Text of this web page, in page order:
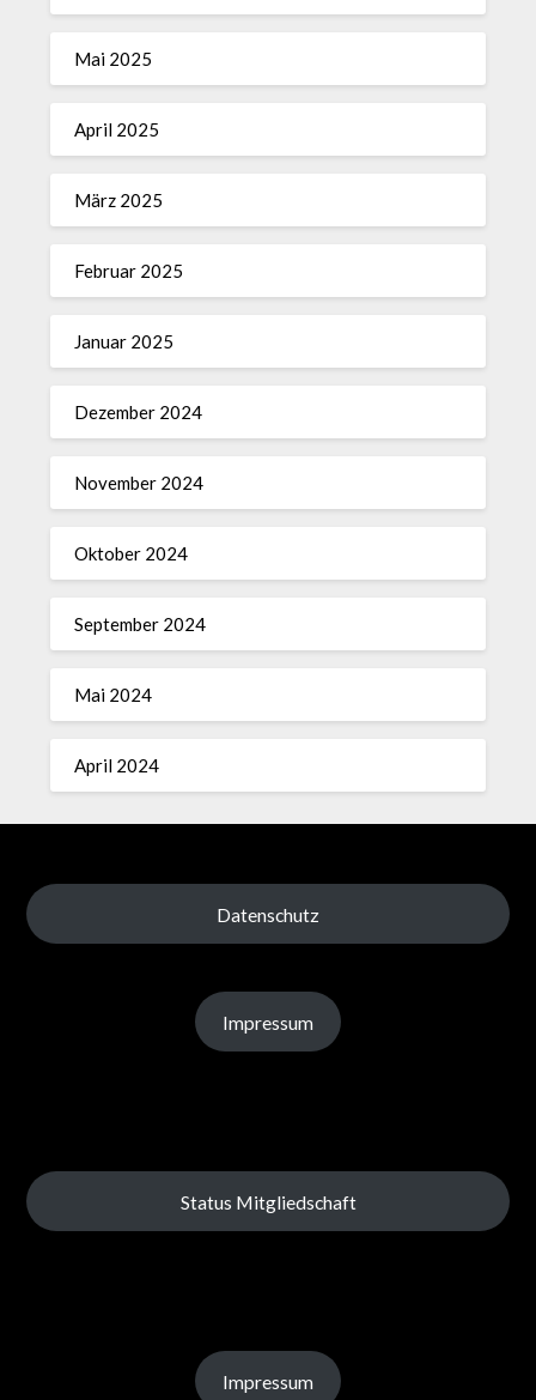
Mai 2025
April 2025
März 2025
Februar 2025
Januar 2025
Dezember 2024
November 2024
Oktober 2024
September 2024
Mai 2024
April 2024
Datenschutz
Impressum
Status Mitgliedschaft
Impressum